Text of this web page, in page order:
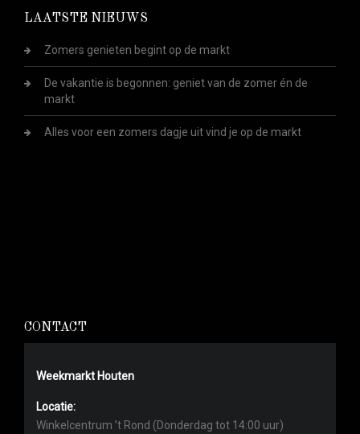
LAATSTE NIEUWS
Zomers genieten begint op de markt
De vakantie is begonnen: geniet van de zomer én de
markt
Alles voor een zomers dagje uit vind je op de markt
CONTACT
Weekmarkt Houten
Locatie:
Winkelcentrum ’t Rond (Donderdag tot 14:00 uur)